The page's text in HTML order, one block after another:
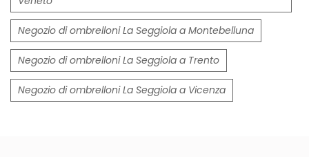
Negozio di ombrelloni La Seggiola a Montebelluna
Negozio di ombrelloni La Seggiola a Trento
Negozio di ombrelloni La Seggiola a Vicenza